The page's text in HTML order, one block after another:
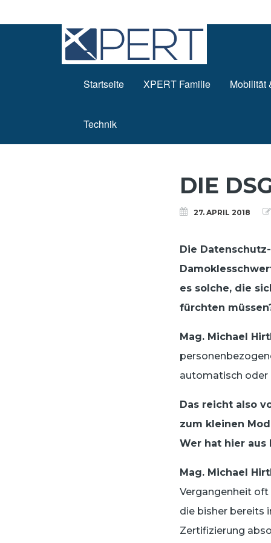
Startseite XPERT Familie Mobilität
Technik
DIE
27. APRIL 2018
Die
es solche, die
fürchten
Mag. Michael
automatisch
Das reicht also
zum kleinen
Wer hat hier
Mag. Michael
Vergangenheit
die bisher bereits
Zertifizierung